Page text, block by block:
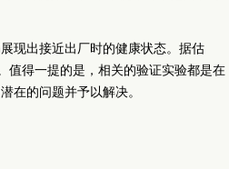
现出接近出厂时的健康状态。据估
值得一提的是，相关的验证实验都是在
在的问题并予以解决。